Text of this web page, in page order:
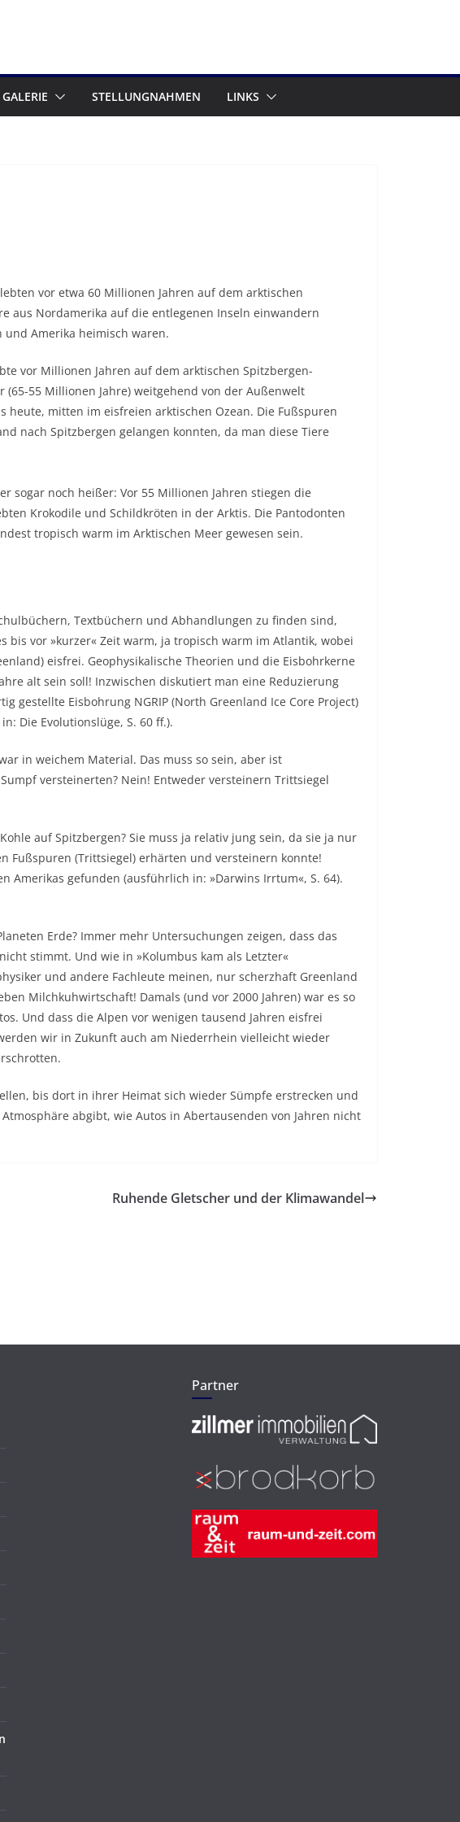
GALERIE STELLUNGNAHMEN LINKS
vor etwa 60 Millionen Jahren auf dem arktischen
aus Nordamerika auf die entlegenen Inseln einwandern
Amerika heimisch waren.
vor Millionen Jahren auf dem arktischen Spitzbergen-
55 Millionen Jahre) weitgehend von der Außenwelt
mitten im eisfreien arktischen Ozean. Die Fußspuren
nach Spitzbergen gelangen konnten, da man diese Tiere
sogar noch heißer: Vor 55 Millionen Jahren stiegen die
Krokodile und Schildkröten in der Arktis. Die Pantodonten
tropisch warm im Arktischen Meer gewesen sein.
Textbüchern und Abhandlungen zu finden sind,
bis vor »kurzer« Zeit warm, ja tropisch warm im Atlantik, wobei
eisfrei. Geophysikalische Theorien und die Eisbohrkerne
alt sein soll! Inzwischen diskutiert man eine Reduzierung
gestellte Eisbohrung NGRIP (North Greenland Ice Core Project)
Die Evolutionslüge, S. 60 ff.).
in weichem Material. Das muss so sein, aber ist
versteinerten? Nein! Entweder versteinern Trittsiegel
auf Spitzbergen? Sie muss ja relativ jung sein, da sie ja nur
Fußspuren (Trittsiegel) erhärten und versteinern konnte!
Amerikas gefunden (ausführlich in: »Darwins Irrtum«, S. 64).
Erde? Immer mehr Untersuchungen zeigen, dass das
stimmt. Und wie in »Kolumbus kam als Letzter«
und andere Fachleute meinen, nur scherzhaft Greenland
Milchkuhwirtschaft! Damals (und vor 2000 Jahren) war es so
Und dass die Alpen vor wenigen tausend Jahren eisfrei
wir in Zukunft auch am Niederrhein vielleicht wieder
bis dort in ihrer Heimat sich wieder Sümpfe erstrecken und
abgibt, wie Autos in Abertausenden von Jahren nicht
Ruhende Gletscher und der Klimawandel
Partner